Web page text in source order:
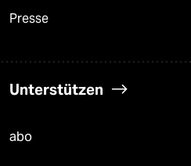
Presse
Unterstützen
abo